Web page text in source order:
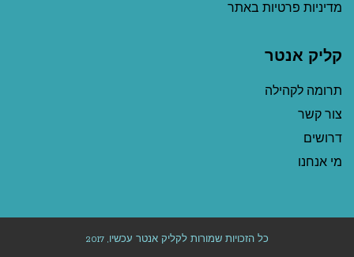
מדיניות פרטיות באתר
קליק אנטר
תרומה לקהילה
צור קשר
דרושים
מי אנחנו
כל הזכויות שמורות לקליק אנטר עכשיו, 2017